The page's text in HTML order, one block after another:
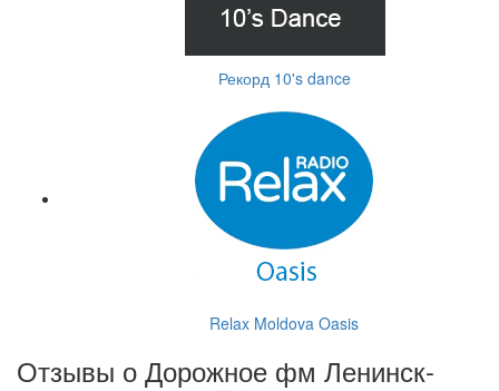
Рекорд 10's dance
Relax Moldova Oasis
Отзывы о Дорожное фм Ленинск-